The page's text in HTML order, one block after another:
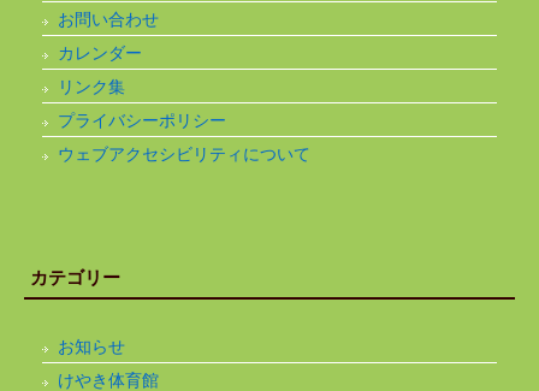
お問い合わせ
カレンダー
リンク集
プライバシーポリシー
ウェブアクセシビリティについて
カテゴリー
お知らせ
けやき体育館